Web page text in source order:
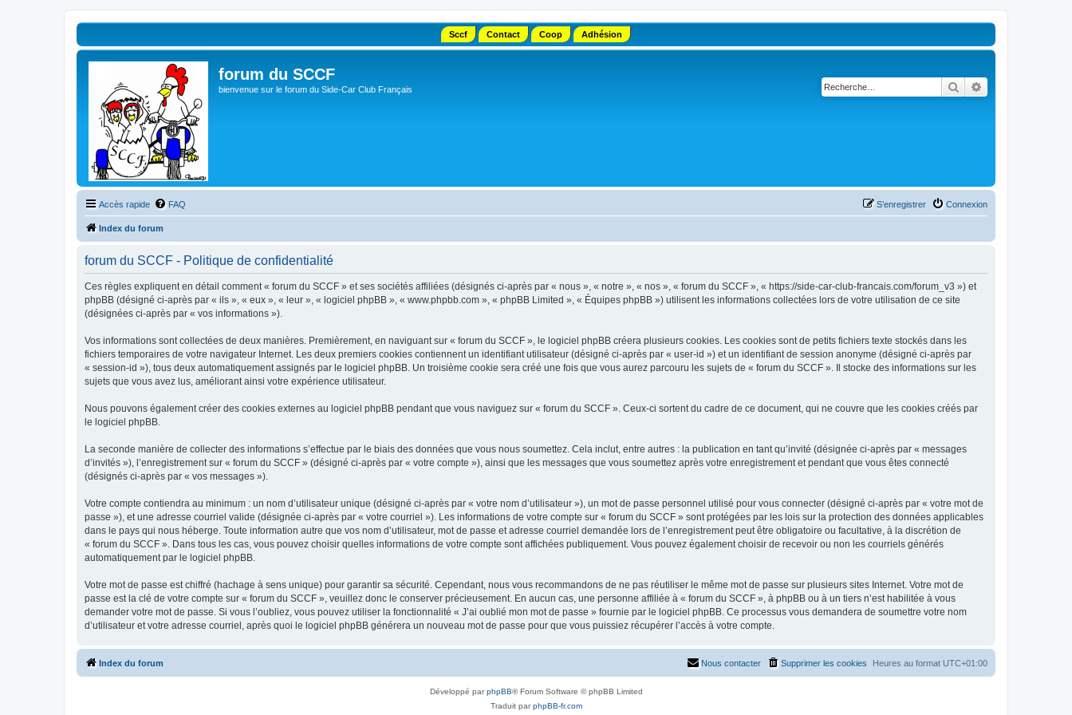
Sccf Contact Coop Adhésion
forum du SCCF
bienvenue sur le forum du Side-Car Club Français Rechercher
Accès rapide FAQ Connexion
S’enregistrer
Index du forum
forum du SCCF - Politique de confidentialité
Ces règles expliquent en détail comment « forum du SCCF » et ses sociétés affiliées (désignés ci-après par « nous », « notre », « nos », « forum du SCCF », « https://side-car-club-francais.com/forum_v3 ») et
phpBB (désigné ci-après par « ils », « eux », « leur », « logiciel phpBB », « www.phpbb.com », « phpBB Limited », « Équipes phpBB ») utilisent les informations collectées lors de votre utilisation de ce site
(désignées ci-après par « vos informations »).
Vos informations sont collectées de deux manières. Premièrement, en naviguant sur « forum du SCCF », le logiciel phpBB créera plusieurs cookies. Les cookies sont de petits fichiers texte stockés dans les
fichiers temporaires de votre navigateur Internet. Les deux premiers cookies contiennent un identifiant utilisateur (désigné ci-après par « user-id ») et un identifiant de session anonyme (désigné ci-après par
« session-id »), tous deux automatiquement assignés par le logiciel phpBB. Un troisième cookie sera créé une fois que vous aurez parcouru les sujets de « forum du SCCF ». Il stocke des informations sur les
sujets que vous avez lus, améliorant ainsi votre expérience utilisateur.
Nous pouvons également créer des cookies externes au logiciel phpBB pendant que vous naviguez sur « forum du SCCF ». Ceux-ci sortent du cadre de ce document, qui ne couvre que les cookies créés par
le logiciel phpBB.
La seconde manière de collecter des informations s’effectue par le biais des données que vous nous soumettez. Cela inclut, entre autres : la publication en tant qu’invité (désignée ci-après par « messages
d’invités »), l’enregistrement sur « forum du SCCF » (désigné ci-après par « votre compte »), ainsi que les messages que vous soumettez après votre enregistrement et pendant que vous êtes connecté
(désignés ci-après par « vos messages »).
Votre compte contiendra au minimum : un nom d’utilisateur unique (désigné ci-après par « votre nom d’utilisateur »), un mot de passe personnel utilisé pour vous connecter (désigné ci-après par « votre mot de
passe »), et une adresse courriel valide (désignée ci-après par « votre courriel »). Les informations de votre compte sur « forum du SCCF » sont protégées par les lois sur la protection des données applicables
dans le pays qui nous héberge. Toute information autre que vos nom d’utilisateur, mot de passe et adresse courriel demandée lors de l’enregistrement peut être obligatoire ou facultative, à la discrétion de
« forum du SCCF ». Dans tous les cas, vous pouvez choisir quelles informations de votre compte sont affichées publiquement. Vous pouvez également choisir de recevoir ou non les courriels générés
automatiquement par le logiciel phpBB.
Votre mot de passe est chiffré (hachage à sens unique) pour garantir sa sécurité. Cependant, nous vous recommandons de ne pas réutiliser le même mot de passe sur plusieurs sites Internet. Votre mot de
passe est la clé de votre compte sur « forum du SCCF », veuillez donc le conserver précieusement. En aucun cas, une personne affiliée à « forum du SCCF », à phpBB ou à un tiers n’est habilitée à vous
demander votre mot de passe. Si vous l’oubliez, vous pouvez utiliser la fonctionnalité « J’ai oublié mon mot de passe » fournie par le logiciel phpBB. Ce processus vous demandera de soumettre votre nom
d’utilisateur et votre adresse courriel, après quoi le logiciel phpBB générera un nouveau mot de passe pour que vous puissiez récupérer l’accès à votre compte.
Index du forum Heures au format UTC+01:00
Supprimer les cookies
Nous contacter
Développé parphpBB® Forum Software © phpBB Limited
Traduit parphpBB-fr.com